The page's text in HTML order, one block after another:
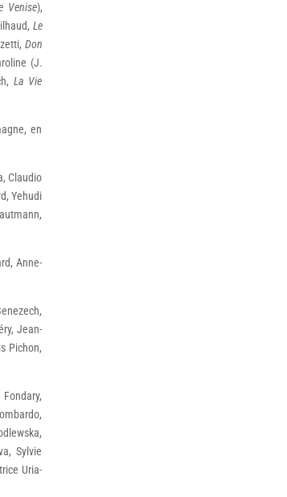
Venise),
Le
Don
(J.
La Vie
en
Claudio
Yehudi
Anne-
Jean-
Pichon,
Sylvie
Uria-